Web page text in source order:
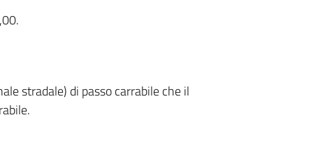
stradale) di passo carrabile che il